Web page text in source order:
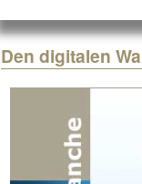
Den digitalen